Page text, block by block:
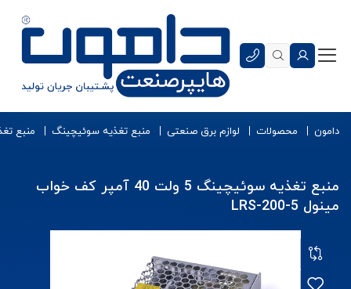
دامون محصولات لوازم برق صنعتی منبع تغذیه سوئیچینگ منبع
منبع تغذیه سوئیچینگ 5 ولت 40 آمپر کف خواب
مینول LRS-200-5